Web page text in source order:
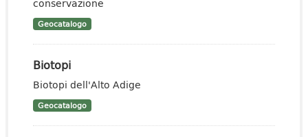
conservazione
Geocatalogo
Biotopi
Biotopi dell'Alto Adige
Geocatalogo